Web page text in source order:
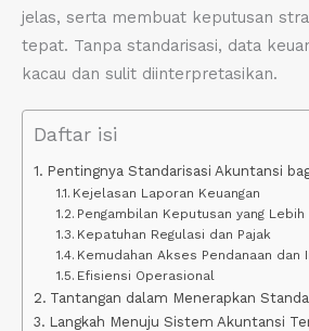
jelas, serta membuat keputusan
tepat. Tanpa standarisasi, data
kacau dan sulit diinterpretasikan.
Daftar isi
Pentingnya Standarisasi Akuntansi
Kejelasan Laporan Keuangan
Pengambilan Keputusan yang Lebih
Kepatuhan Regulasi dan Pajak
Kemudahan Akses Pendanaan dan
Efisiensi Operasional
Tantangan dalam Menerapkan
Langkah Menuju Sistem Akuntansi